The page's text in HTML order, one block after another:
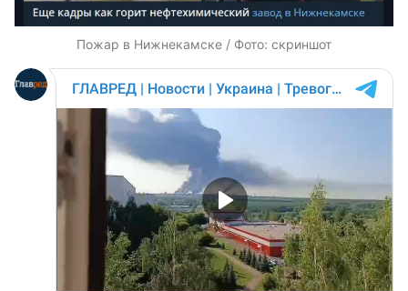
Пожар в Нижнекамске / Фото: скриншот